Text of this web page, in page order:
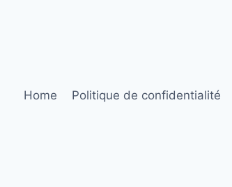
Home Politique de confidentialité